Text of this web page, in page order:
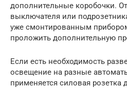
дополнительные коробочки.
выключателя или
уже смонтированным
проложить дополнительную
Если есть необходимость
освещение на разные
применяется силовая розетка